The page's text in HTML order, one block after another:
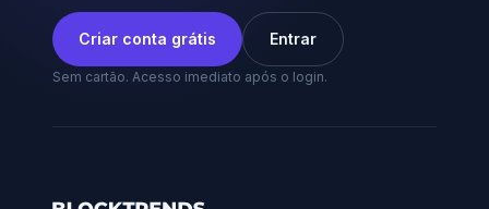
Criar conta grátis Entrar
Sem cartão. Acesso imediato após o login.